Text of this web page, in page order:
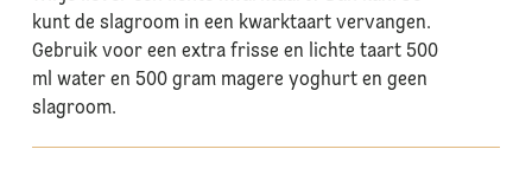
kunt de slagroom in een kwarktaart vervangen.
Gebruik voor een extra frisse en lichte taart 500
ml water en 500 gram magere yoghurt en geen
slagroom.